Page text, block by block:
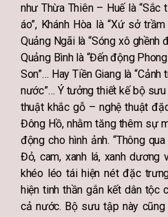
như Thừa Thiên – Huế là
áo”, Khánh Hòa là “Xứ sở
Quảng Ngãi là “Sóng xô ghềnh
Quảng Bình là “Đến động
Son”… Hay Tiền Giang là
nước”… Ý tưởng thiết kế bộ
thuật khắc gỗ – nghệ thuật
Đông Hồ, nhằm tăng thêm sự
động cho hình ảnh. “Thông
Đỏ, cam, xanh lá, xanh dương
khéo léo tái hiện nét đặc
hiện tinh thần gắn kết dân tộc
cả nước. Bộ sưu tập này